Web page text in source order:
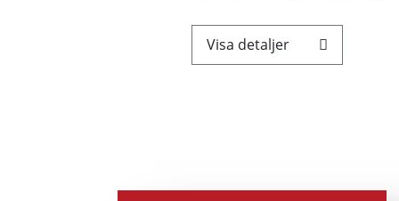
Visa detaljer